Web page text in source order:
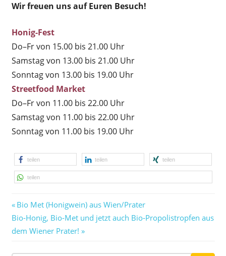
Wir freuen uns auf Euren Besuch!
Honig-Fest
Do–Fr von 15.00 bis 21.00 Uhr
Samstag von 13.00 bis 21.00 Uhr
Sonntag von 13.00 bis 19.00 Uhr
Streetfood Market
Do–Fr von 11.00 bis 22.00 Uhr
Samstag von 11.00 bis 22.00 Uhr
Sonntag von 11.00 bis 19.00 Uhr
teilen teilen teilen
teilen
Beitragsnavigation
Vorheriger
Beitrag:
Bio Met (Honigwein) aus Wien/Prater
Nächster
Beitrag:
Bio-Honig, Bio-Met und jetzt auch Bio‑Propolistropfen aus
dem Wiener Prater!